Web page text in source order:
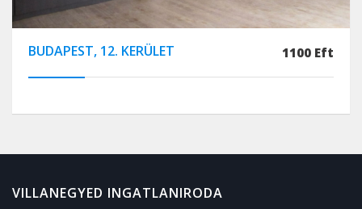
BUDAPEST, 12. KERÜLET 1100 Eft
VILLANEGYED INGATLANIRODA